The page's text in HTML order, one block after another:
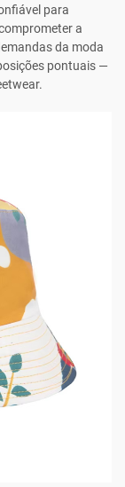
para
a
da moda
pontuais —